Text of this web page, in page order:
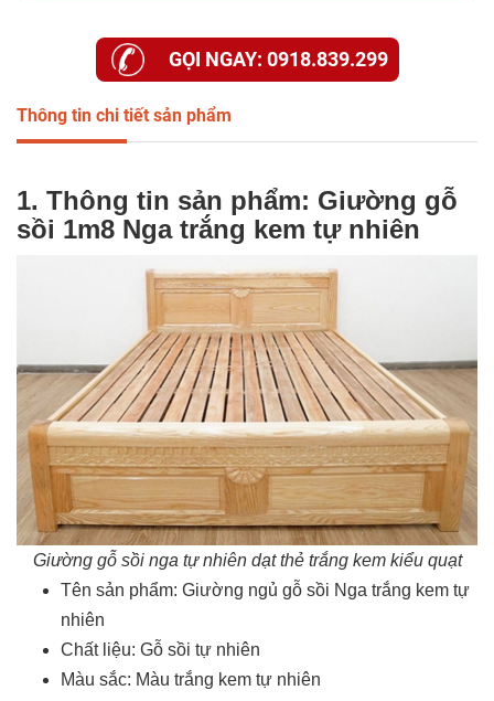
GỌI NGAY: 0918.839.299
Thông tin chi tiết sản phẩm
1. Thông tin sản phẩm: Giường gỗ
sồi 1m8 Nga trắng kem tự nhiên
Giường gỗ sồi nga tự nhiên dạt thẻ trắng kem kiểu quạt
Tên sản phẩm: Giường ngủ gỗ sồi Nga trắng kem tự
nhiên
Chất liệu: Gỗ sồi tự nhiên
Màu sắc: Màu trắng kem tự nhiên